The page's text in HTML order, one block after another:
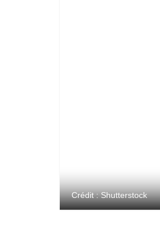
Crédit : Shutterstock